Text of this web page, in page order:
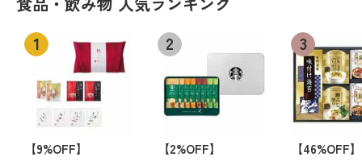
【9%OFF】
【2%OFF】
【46%OFF】